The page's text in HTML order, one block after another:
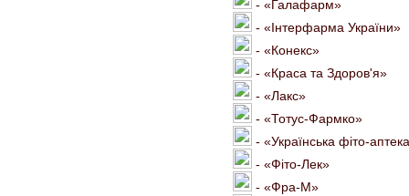
- «Галафарм»
- «Інтерфарма України»
- «Конекс»
- «Краса та Здоров'я»
- «Лакс»
- «Тотус-Фармко»
- «Українська фіто-
- «Фіто-Лек»
- «Фра-М»